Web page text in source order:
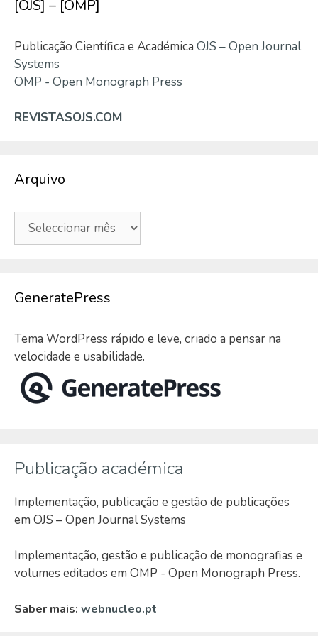
[OJS] – [OMP]
Publicação Científica e Académica OJS – Open Journal
Systems
OMP - Open Monograph Press
REVISTASOJS.COM
Arquivo
Arquivo
GeneratePress
Tema WordPress rápido e leve, criado a pensar na
velocidade e usabilidade.
Publicação académica
Implementação, publicação e gestão de publicações
em OJS – Open Journal Systems
Implementação, gestão e publicação de monografias e
volumes editados em OMP - Open Monograph Press.
Saber mais: webnucleo.pt